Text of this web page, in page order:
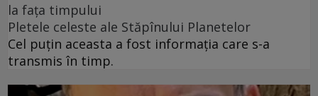
la fața timpului
Pletele celeste ale Stăpînului Planetelor
Cel puţin aceasta a fost informaţia care s-a
transmis în timp.